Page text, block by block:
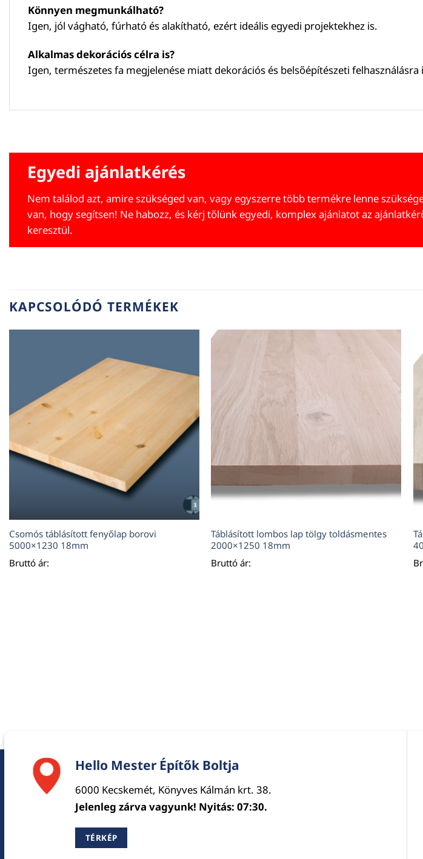
Könnyen megmunkálható?
Igen, jól vágható, fúrható és alakítható, ezért ideális egyedi projektekhez is.
Alkalmas dekorációs célra is?
Igen, természetes fa megjelenése miatt dekorációs és belsőépítészeti felhasználásra
Egyedi ajánlatkérés
Nem találod azt, amire szükséged van, vagy egyszerre több termékre lenne
van, hogy segítsen! Ne habozz, és kérj tőlünk egyedi, komplex ajánlatot az
keresztül.
KAPCSOLÓDÓ TERMÉKEK
Csomós táblásított fenyőlap borovi
5000×1230 18mm
Bruttó ár:
Táblásított lombos lap tölgy toldásmentes
2000×1250 18mm
Bruttó ár:
Hello Mester Építők Boltja
6000 Kecskemét, Könyves Kálmán krt. 38.
Jelenleg zárva vagyunk! Nyitás: 07:30.
TÉRKÉP